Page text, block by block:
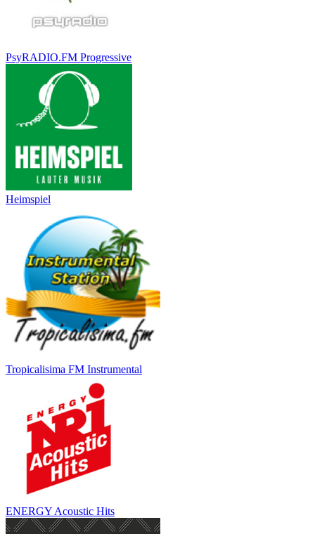
PsyRADIO.FM Progressive
Heimspiel
Tropicalisima FM Instrumental
ENERGY Acoustic Hits